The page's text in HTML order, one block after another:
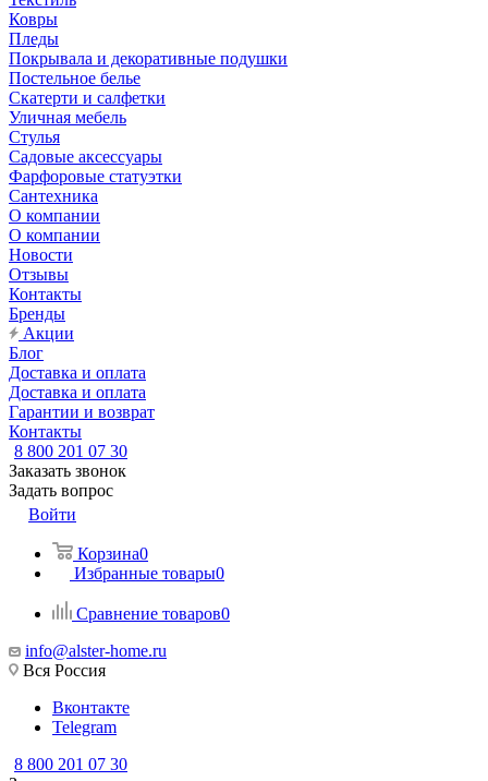
Ковры
Пледы
Покрывала и декоративные подушки
Постельное белье
Скатерти и салфетки
Уличная мебель
Стулья
Садовые аксессуары
Фарфоровые статуэтки
Сантехника
О компании
О компании
Новости
Отзывы
Контакты
Бренды
Акции
Блог
Доставка и оплата
Доставка и оплата
Гарантии и возврат
Контакты
8 800 201 07 30
Заказать звонок
Задать вопрос
Войти
Корзина0
Избранные товары0
Сравнение товаров0
info@alster-home.ru
Вся Россия
Вконтакте
Telegram
8 800 201 07 30